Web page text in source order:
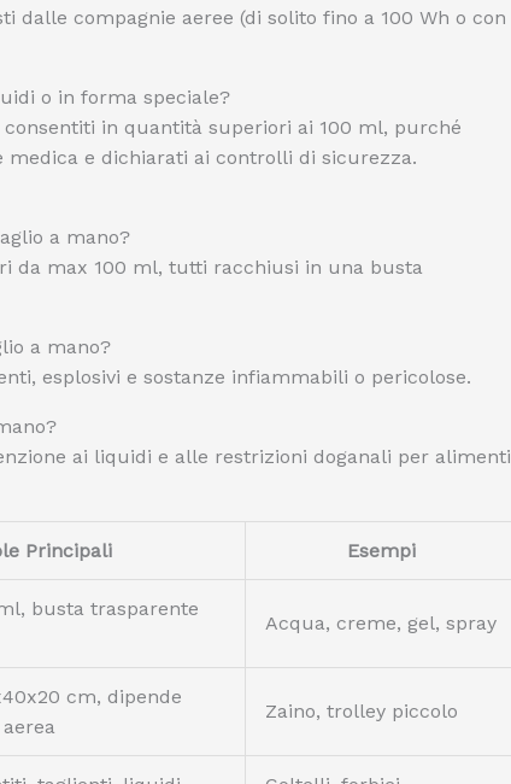
dalle compagnie aeree (di solito fino a 100 Wh o con
o in forma speciale?
in quantità superiori ai 100 ml, purché
medica e dichiarati ai controlli di sicurezza.
a mano?
da max 100 ml, tutti racchiusi in una busta
a mano?
esplosivi e sostanze infiammabili o pericolose.
ai liquidi e alle restrizioni doganali per alimenti
Principali Esempi
busta trasparente
Acqua, creme, gel, spray
cm, dipende
Zaino, trolley piccolo